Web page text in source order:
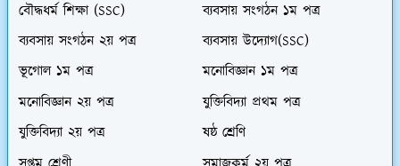
বৌদ্ধধর্ম শিক্ষা (SSC)
ব্যবসায় সংগঠন ১ম পত্র
ব্যবসায় সংগঠন ২য় পত্র
ব্যবসায় উদ্যোগ(SSC)
ভূগোল ১ম পত্র
মনোবিজ্ঞান ১ম পত্র
মনোবিজ্ঞান ২য় পত্র
যুক্তিবিদ্যা প্রথম পত্র
যুক্তিবিদ্যা ২য় পত্র
ষষ্ঠ শ্রেণি